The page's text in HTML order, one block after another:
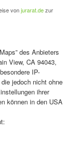
vonjurarat.dezur
des Anbieters
View, CA 94043,
IP-
jedoch nicht ohne
ihrer
können in den USA